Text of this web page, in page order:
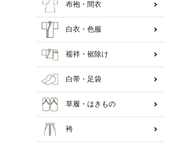
布袍・間衣
白衣・色服
襦袢・裾除け
白帯・足袋
草履・はきもの
袴